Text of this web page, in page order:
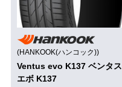
(HANKOOK(ハンコック))
Ventus evo K137 ベンタス
エボ K137